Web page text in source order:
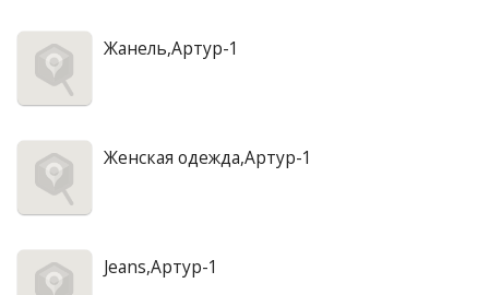
Жанель,Артур-1
Женская одежда,Артур-1
Jeans,Артур-1